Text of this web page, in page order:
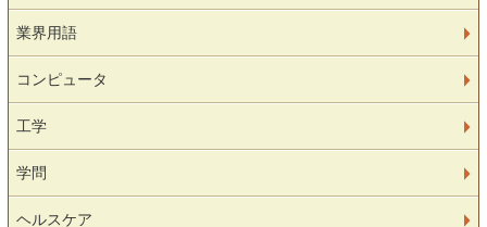
業界用語
コンピュータ
工学
学問
ヘルスケア